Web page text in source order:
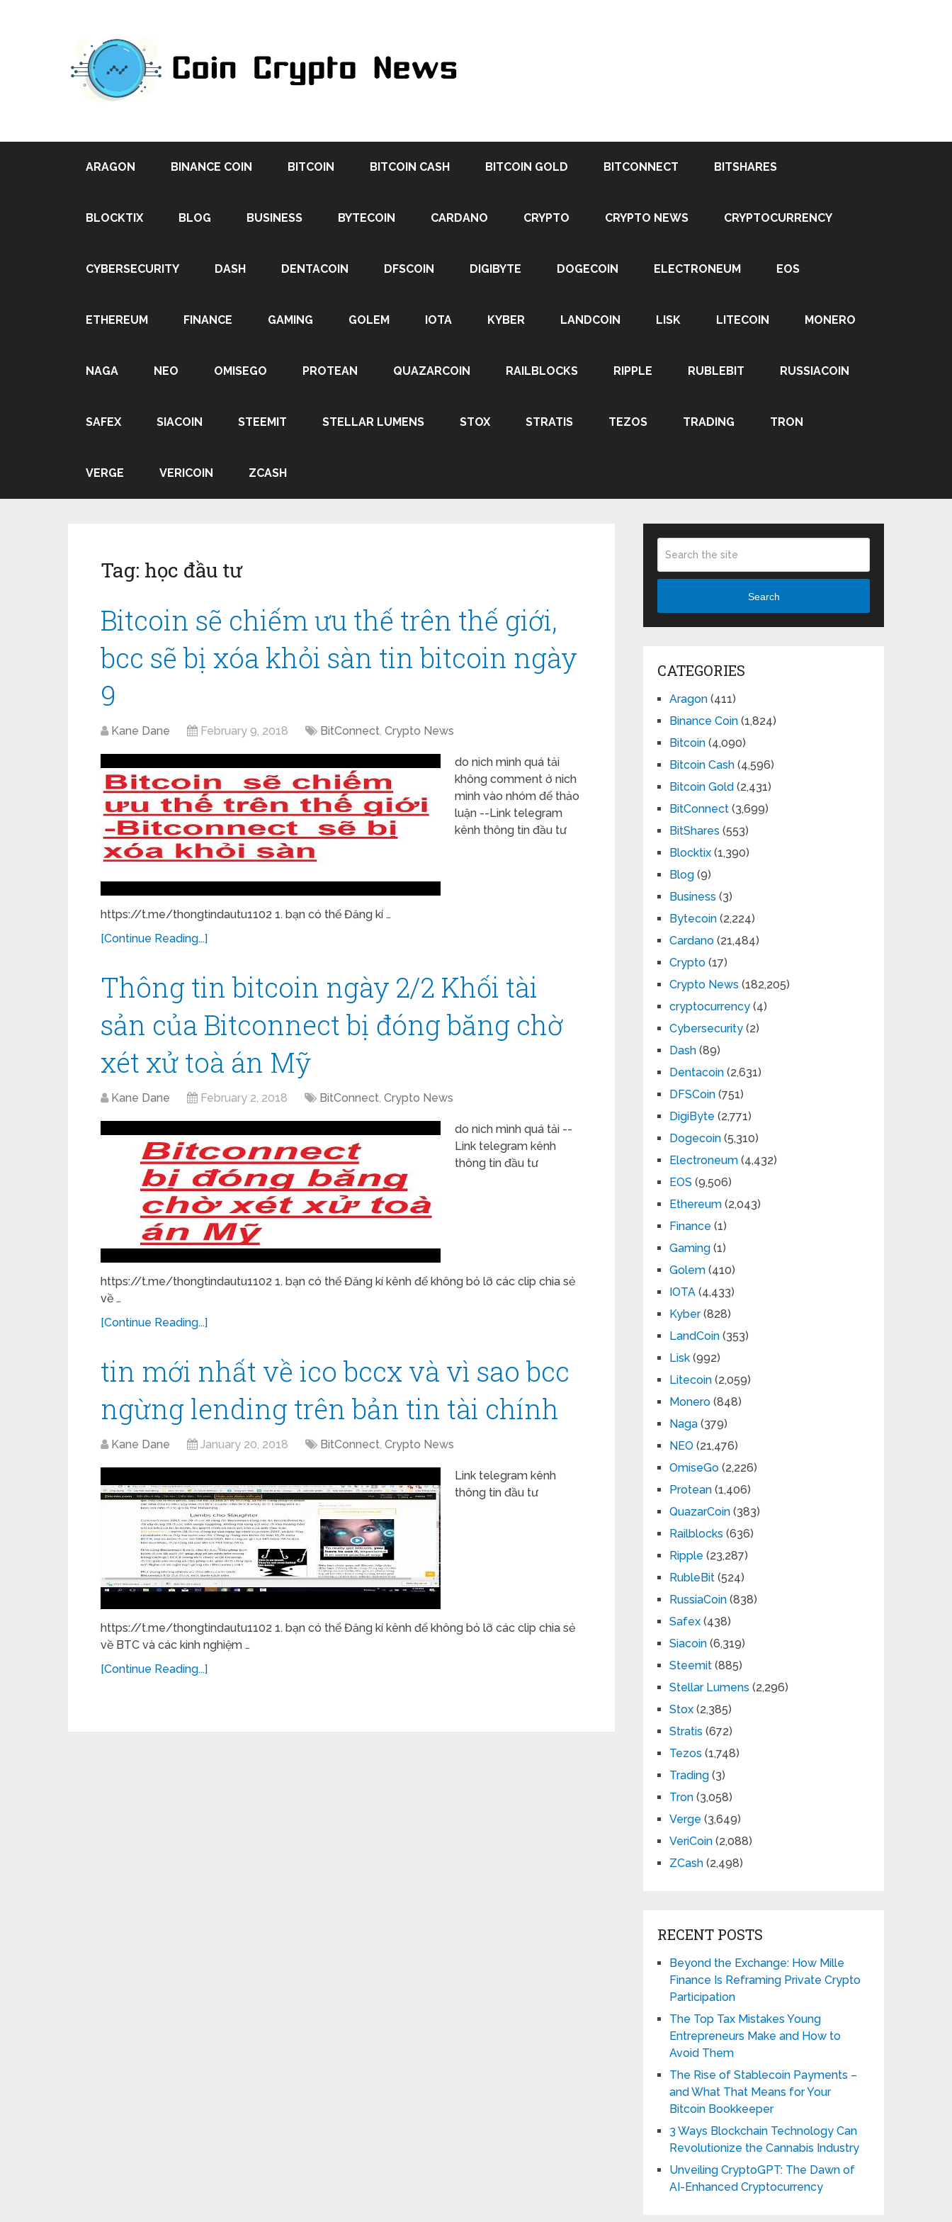
ARAGON BINANCE COIN BITCOIN BITCOIN CASH BITCOIN GOLD BITCONNECT BITSHARES
BLOCKTIX BLOG BUSINESS BYTECOIN CARDANO CRYPTO CRYPTO NEWS CRYPTOCURRENCY
CYBERSECURITY DASH DENTACOIN DFSCOIN DIGIBYTE DOGECOIN ELECTRONEUM EOS
ETHEREUM FINANCE GAMING GOLEM IOTA KYBER LANDCOIN LISK LITECOIN MONERO
NAGA NEO OMISEGO PROTEAN QUAZARCOIN RAILBLOCKS RIPPLE RUBLEBIT RUSSIACOIN
SAFEX SIACOIN STEEMIT STELLAR LUMENS STOX STRATIS TEZOS TRADING TRON
VERGE VERICOIN ZCASH
Tag: học đầu tư
Bitcoin sẽ chiếm ưu thế trên thế giới,
bcc sẽ bị xóa khỏi sàn tin bitcoin ngày
9
Kane Dane February 9, 2018 BitConnect, Crypto News
do nich mình quá tải
không comment ở nich
mình vào nhóm để thảo
luận --Link telegram
kênh thông tin đầu tư
https://t.me/thongtindautu1102 1. bạn có thể Đăng kí …
[Continue Reading...]
Thông tin bitcoin ngày 2/2 Khối tài
sản của Bitconnect bị đóng băng chờ
xét xử toà án Mỹ
Kane Dane February 2, 2018 BitConnect, Crypto News
do nich mình quá tải --
Link telegram kênh
thông tin đầu tư
https://t.me/thongtindautu1102 1. bạn có thể Đăng kí kênh để không bỏ lỡ các clip chia sẻ
về …
[Continue Reading...]
tin mới nhất về ico bccx và vì sao bcc
ngừng lending trên bản tin tài chính
Kane Dane January 20, 2018 BitConnect, Crypto News
Link telegram kênh
thông tin đầu tư
https://t.me/thongtindautu1102 1. bạn có thể Đăng kí kênh để không bỏ lỡ các clip chia sẻ
về BTC và các kinh nghiệm …
[Continue Reading...]
Search
CATEGORIES
Aragon (411)
Binance Coin (1,824)
Bitcoin (4,090)
Bitcoin Cash (4,596)
Bitcoin Gold (2,431)
BitConnect (3,699)
BitShares (553)
Blocktix (1,390)
Blog (9)
Business (3)
Bytecoin (2,224)
Cardano (21,484)
Crypto (17)
Crypto News (182,205)
cryptocurrency (4)
Cybersecurity (2)
Dash (89)
Dentacoin (2,631)
DFSCoin (751)
DigiByte (2,771)
Dogecoin (5,310)
Electroneum (4,432)
EOS (9,506)
Ethereum (2,043)
Finance (1)
Gaming (1)
Golem (410)
IOTA (4,433)
Kyber(828)
LandCoin (353)
Lisk (992)
Litecoin (2,059)
Monero (848)
Naga (379)
NEO (21,476)
OmiseGo (2,226)
Protean (1,406)
QuazarCoin (383)
Railblocks (636)
Ripple (23,287)
RubleBit (524)
RussiaCoin (838)
Safex (438)
Siacoin (6,319)
Steemit (885)
Stellar Lumens (2,296)
Stox (2,385)
Stratis (672)
Tezos (1,748)
Trading (3)
Tron (3,058)
Verge (3,649)
VeriCoin (2,088)
ZCash (2,498)
RECENT POSTS
Beyond the Exchange: How Mille
Finance Is Reframing Private Crypto
Participation
The Top Tax Mistakes Young
Entrepreneurs Make and How to
Avoid Them
The Rise of Stablecoin Payments –
and What That Means for Your
Bitcoin Bookkeeper
3 Ways Blockchain Technology Can
Revolutionize the Cannabis Industry
Unveiling CryptoGPT: The Dawn of
AI-Enhanced Cryptocurrency